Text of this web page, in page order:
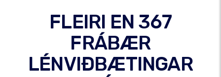
FLEIRI EN 367
FRÁBÆR
LÉNVIÐBÆTINGAR